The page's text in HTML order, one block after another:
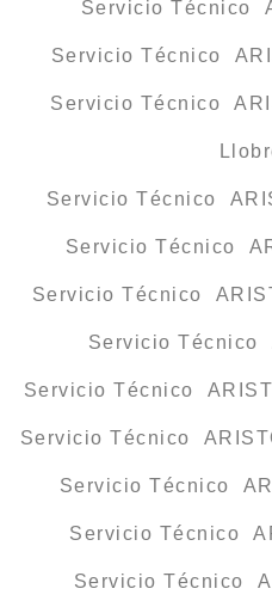
Servicio Técnico
Servicio Técnico
Servicio Técnico
Servicio Técnico
Servicio Técnico
Servicio Técnico
Servicio Técnico
Servicio Técnico
Servicio Técnico
Servicio Técnico
Servicio Técnico
Servicio Técnico